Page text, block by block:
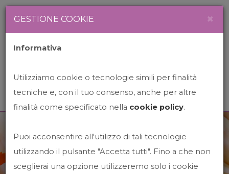
News&Events
GESTIONE COOKIE ×
Informativa
Utilizziamo cookie o tecnologie simili per finalità
tecniche e, con il tuo consenso, anche per altre
finalità come specificato nella cookie policy.
Puoi acconsentire all'utilizzo di tali tecnologie
utilizzando il pulsante "Accetta tutti". Fino a che non
sceglierai una opzione utilizzeremo solo i cookie